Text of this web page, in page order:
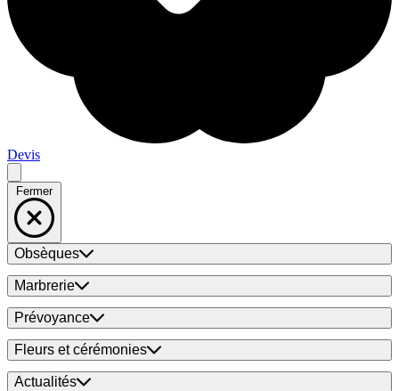
Devis
Fermer
Obsèques
Marbrerie
Prévoyance
Fleurs et cérémonies
Actualités